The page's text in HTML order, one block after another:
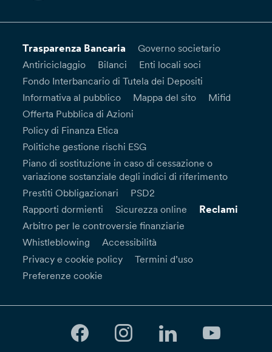
Trasparenza Bancaria
Governo societario
Antiriciclaggio
Bilanci
Enti locali soci
Fondo Interbancario di Tutela dei Depositi
Informativa al pubblico
Mappa del sito
Mifid
Offerta Pubblica di Azioni
Policy di Finanza Etica
Politiche gestione rischi ESG
Piano di sostituzione in caso di cessazione o
variazione sostanziale degli indici di riferimento
Prestiti Obbligazionari
PSD2
Rapporti dormienti
Sicurezza online Reclami
Arbitro per le controversie finanziarie
Whistleblowing
Accessibilità
Privacy e cookie policy
Termini d’uso
Preferenze cookie